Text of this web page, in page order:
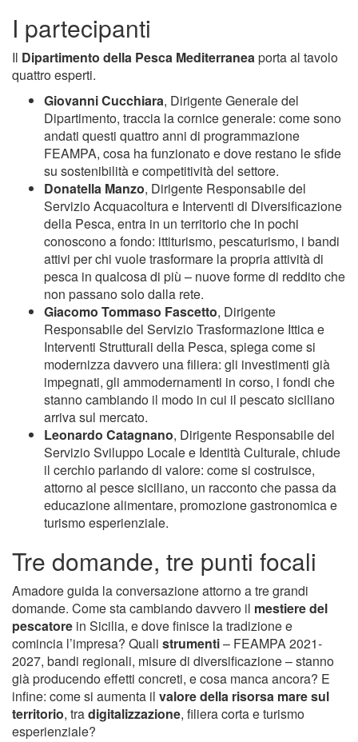
I partecipanti
Il Dipartimento della Pesca Mediterraneaporta al tavolo
quattro esperti.
Giovanni Cucchiara, Dirigente Generale del
Dipartimento, traccia la cornice generale: come sono
andati questi quattro anni di programmazione
FEAMPA, cosa ha funzionato e dove restano le sfide
su sostenibilità e competitività del settore.
Donatella Manzo, Dirigente Responsabile del
Servizio Acquacoltura e Interventi di Diversificazione
della Pesca, entra in un territorio che in pochi
conoscono a fondo: ittiturismo, pescaturismo, i bandi
attivi per chi vuole trasformare la propria attività di
pesca in qualcosa di più – nuove forme di reddito che
non passano solo dalla rete.
Giacomo Tommaso Fascetto, Dirigente
Responsabile del Servizio Trasformazione Ittica e
Interventi Strutturali della Pesca, spiega come si
modernizza davvero una filiera: gli investimenti già
impegnati, gli ammodernamenti in corso, i fondi che
stanno cambiando il modo in cui il pescato siciliano
arriva sul mercato.
Leonardo Catagnano, Dirigente Responsabile del
Servizio Sviluppo Locale e Identità Culturale, chiude
il cerchio parlando di valore: come si costruisce,
attorno al pesce siciliano, un racconto che passa da
educazione alimentare, promozione gastronomica e
turismo esperienziale.
Tre domande, tre punti focali
Amadore guida la conversazione attorno a tre grandi
domande. Come sta cambiando davvero il mestiere del
pescatore in Sicilia, e dove finisce la tradizione e
comincia l’impresa? Quali strumenti– FEAMPA 2021-
2027, bandi regionali, misure di diversificazione – stanno
già producendo effetti concreti, e cosa manca ancora? E
infine: come si aumenta il valore della risorsa mare sul
territorio, tradigitalizzazione, filiera corta e turismo
esperienziale?